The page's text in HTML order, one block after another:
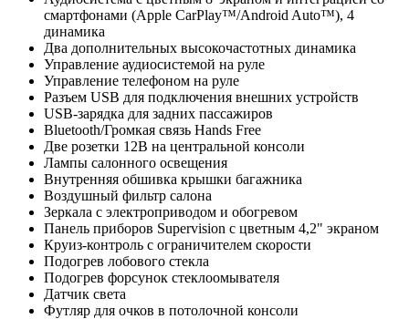
смартфонами (Apple CarPlay™/Android Auto™), 4
динамика
Два дополнительных высокочастотных динамика
Управление аудиосистемой на руле
Управление телефоном на руле
Разъем USB для подключения внешних устройств
USB-зарядка для задних пассажиров
Bluetooth/Громкая связь Hands Free
Две розетки 12В на центральной консоли
Лампы салонного освещения
Внутренняя обшивка крышки багажника
Воздушный фильтр салона
Зеркала с электроприводом и обогревом
Панель приборов Supervision с цветным 4,2" экраном
Круиз-контроль с ограничителем скорости
Подогрев лобового стекла
Подогрев форсунок стеклоомывателя
Датчик света
Футляр для очков в потолочной консоли